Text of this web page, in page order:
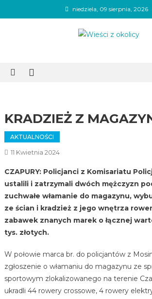
to
niedziela, 09 sierpnia, 2026
KRADZIEŻ Z
AKTUALNOŚCI
11 Kwietnia 2024
CZAPURY: Policjanci z Komisariatu
ustalili i zatrzymali dwóch mężczyzn
zuchwałe włamanie do magazynu,
ze ścian i kradzież z jego wnętrza
zabawek znanych marek o łącznej
tys. złotych.
W połowie marca br. do policjantów z
zgłoszenie o włamaniu do magazynu ze
sportowym zlokalizowanego na terenie
ukradli 44 rowery crossowe, 4 rowery